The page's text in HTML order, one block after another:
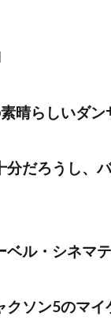
晴らしいダ
だろうし、
ベル・シネマ
クソン5のマ